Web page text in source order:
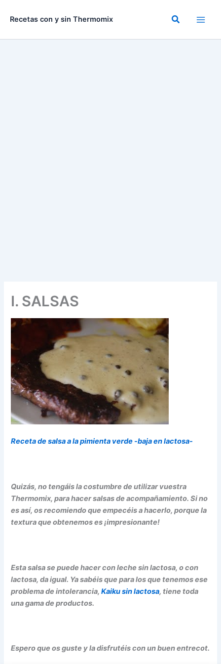
Recetas con y sin Thermomix Buscar
I. SALSAS
Receta de salsa a la pimienta verde -baja en lactosa-
Quizás, no tengáis la costumbre de utilizar vuestra
Thermomix, para hacer salsas de acompañamiento. Si no
es así, os recomiendo que empecéis a hacerlo, porque la
textura que obtenemos es ¡impresionante!
Esta salsa se puede hacer con leche sin lactosa, o con
lactosa, da igual. Ya sabéis que para los que tenemos ese
problema de intolerancia,Kaiku sin lactosa, tiene toda
una gama de productos.
Espero que os guste y la disfrutéis con un buen entrecot.